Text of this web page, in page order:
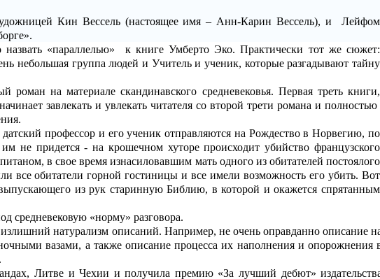
Кин Вессель (настоящее имя – Анн-Карин Вессель), и
Лейфом
«параллелью»
к книге Умберто Эко. Практически тот же сюжет:
небольшая группа людей и Учитель и ученик, которые разгадывают тайну
на материале скандинавского средневековья. Первая треть книги,
завлекать и увлекать читателя со второй трети романа и полностью
профессор и его ученик отправляются на Рождество в Норвегию, по
не придется - на крошечном хуторе происходит убийство французского
в свое время изнасиловавшим мать одного из обитателей постоялого
все обитатели горной гостиницы и все имели возможность его убить. Вот
из рук старинную Библию, в которой и окажется спрятанным
средневековую «норму» разговора.
натурализм описаний. Например, не очень оправданно описание
вазами, а также описание процесса их наполнения и опорожнения
Литве и Чехии и получила премию «За лучший дебют»